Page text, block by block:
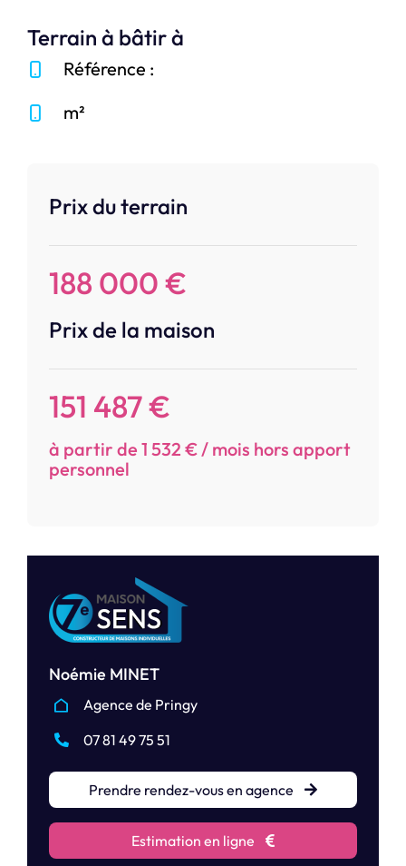
Prix du terrain
188 000 €
Prix de la maison
151 487 €
à partir de 1 532 € / mois hors apport
personnel
Noémie MINET
Agence de Pringy
07 81 49 75 51
Prendre rendez-vous en agence
Estimation en ligne
Terrain à bâtir à
Référence :
m²